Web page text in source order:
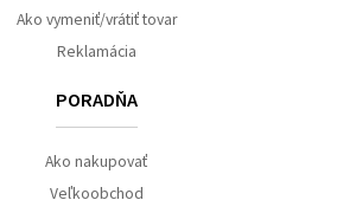
Ako vymeniť/vrátiť tovar
Reklamácia
PORADŇA
Ako nakupovať
Veľkoobchod